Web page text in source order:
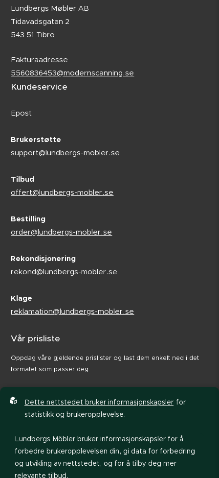
Lundbergs Møbler AB
Tidavadsgatan 2
543 51 Tibro
Fakturaadresse
5560836453@modernscanning.se
Kundeservice
Epost
Brukerstøtte
support@lundbergs-mobler.se
Tilbud
offert@lundbergs-mobler.se
Bestilling
order@lundbergs-mobler.se
Rekondisjonering
rekond@lundbergs-mobler.se
Klage
reklamation@lundbergs-mobler.se
Vår prisliste
Oppdag våre gjeldende prislister og last dem enkelt ned i det
formatet som passer deg.
Dette nettstedet bruker informasjonskapsler for
statistikk og brukeropplevelse.
Lundbergs Möbler bruker informasjonskapsler for å
forbedre brukeropplevelsen din, gi data for forbedring
og utvikling av nettstedet, og for å tilby deg mer
relevante tilbud.